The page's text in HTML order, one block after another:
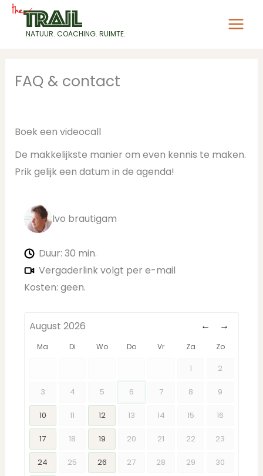
naar
NATUUR. COACHING. RUIMTE.
FAQ & contact
Boek een videocall
De makkelijkste manier om even kennis te maken.
Prik gelijk een datum in de agenda!
Ivo brautigam
Duur: 30 min.
Vergaderlink volgt per e-mail
Kosten: geen.
August 2026 ← →
Ma Di Wo Do Vr Za Zo
1 2
3 4 5 6 7 8 9
10 11 12 13 14 15 16
17 18 19 20 21 22 23
24 25 26 27 28 29 30